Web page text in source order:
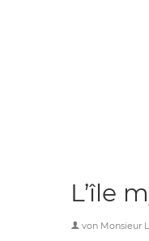
L’île
von Monsieur